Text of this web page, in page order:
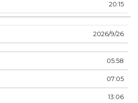
20:15
26‏‏/9‏‏/2026
05:58
07:05
13:06